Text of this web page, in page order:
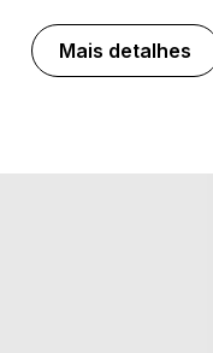
Mais detalhes